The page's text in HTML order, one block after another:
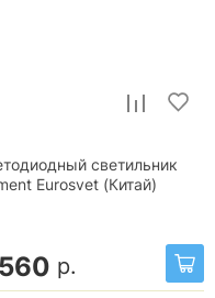
светильник
Eurosvet (Китай)
р.